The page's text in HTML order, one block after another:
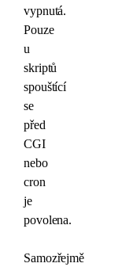
vypnutá.
Pouze
u
skriptů
spouštící
se
před
CGI
nebo
cron
je
povolena.
Samozřejmě